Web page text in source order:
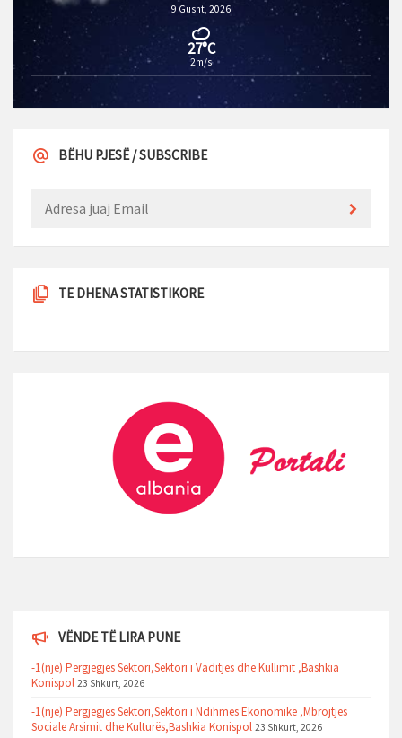
9 Gusht, 2026
27°C
2m/s
BËHU PJESË / SUBSCRIBE
TE DHENA STATISTIKORE
VËNDE TË LIRA PUNE
-1(një) Përgjegjës Sektori,Sektori i Vaditjes dhe Kullimit ,Bashkia
Konispol 23 Shkurt, 2026
-1(një) Përgjegjës Sektori,Sektori i Ndihmës Ekonomike ,Mbrojtjes
Sociale Arsimit dhe Kulturës,Bashkia Konispol 23 Shkurt, 2026